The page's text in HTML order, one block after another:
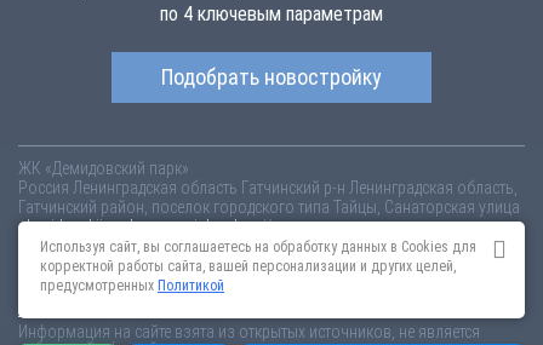
по 4 ключевым параметрам
Подобрать новостройку
ЖК «Демидовский парк»
Россия Ленинградская область Гатчинский р-н Ленинградская область,
Гатчинский район, поселок городского типа Тайцы, Санаторская улица
demidovskij-park.novopoisk.spb.ruКупить квартиру в новом жилом
комплексе «Демидовский парк» от «Демидовский парк» Гатчинский (Лен
обл.). Квартиры различных планировок от 2.31 млн рублей!
Информация на сайте взята из открытых источников, не является
Используя сайт, вы соглашаетесь на обработку данных в Cookies для
корректной работы сайта, вашей персонализации и других целей,
предусмотренных Политикой